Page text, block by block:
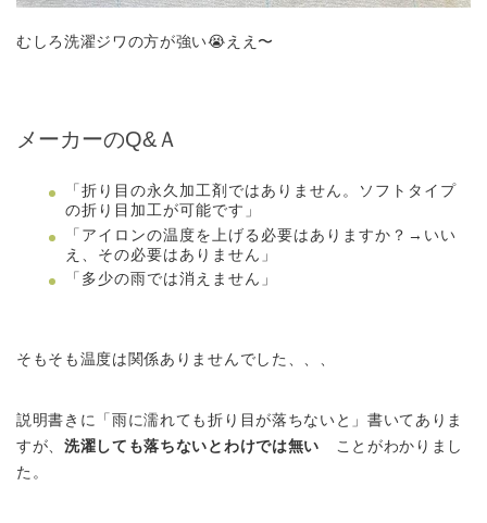
むしろ洗濯ジワの方が強い😭ええ〜
メーカーのQ&Ａ
「折り目の永久加工剤ではありません。ソフトタイプ
の折り目加工が可能です」
「アイロンの温度を上げる必要はありますか？→いい
え、その必要はありません」
「多少の雨では消えません」
そもそも温度は関係ありませんでした、、、
説明書きに「雨に濡れても折り目が落ちないと」書いてありま
すが、洗濯しても落ちないとわけでは無い ことがわかりまし
た。